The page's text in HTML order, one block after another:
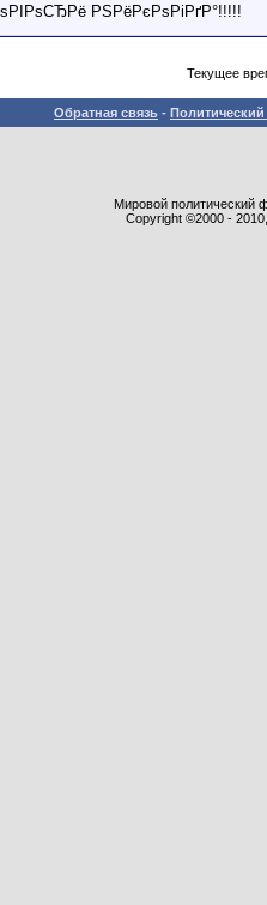
РЅРёРєРѕРіРґР°!!!!!
Текущее
Обратная связь -
Мировой политический
Copyright ©2000 -